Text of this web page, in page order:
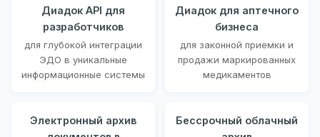
Диадок API для
разработчиков
для глубокой интеграции
ЭДО в уникальные
информационные системы
Диадок для аптечного
бизнеса
для законной приемки и
продажи маркированных
медикаментов
Электронный архив
Бессрочный облачный